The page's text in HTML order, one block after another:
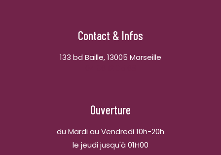
Contact & Infos
133 bd Baille, 13005 Marseille
Ouverture
du Mardi au Vendredi 10h-20h
le jeudi jusqu'à 01H00